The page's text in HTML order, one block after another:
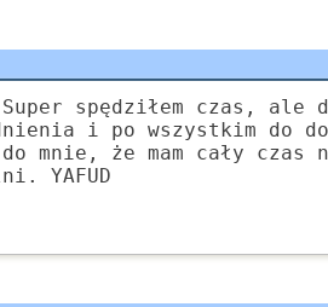
spędziłem czas, ale
i po wszystkim do
mnie, że mam cały czas
YAFUD